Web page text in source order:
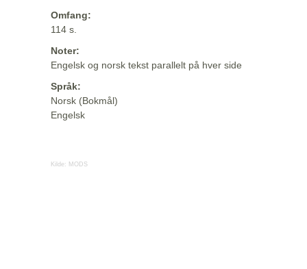
Omfang:
114 s.
Noter:
Engelsk og norsk tekst parallelt på hver side
Språk:
Norsk (Bokmål)
Engelsk
Kilde: MODS